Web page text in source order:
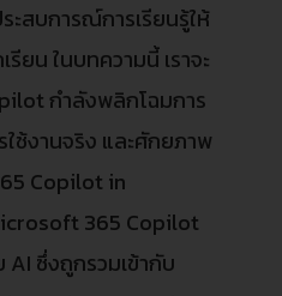
ะสบการณ์การเรียนรู้ให้
ยน ในบทความนี้ เราจะ
กำลังพลิกโฉมการ
ช้งานจริง และศักยภาพ
Copilot in
365 Copilot
ซึ่งถูกรวมเข้ากับ